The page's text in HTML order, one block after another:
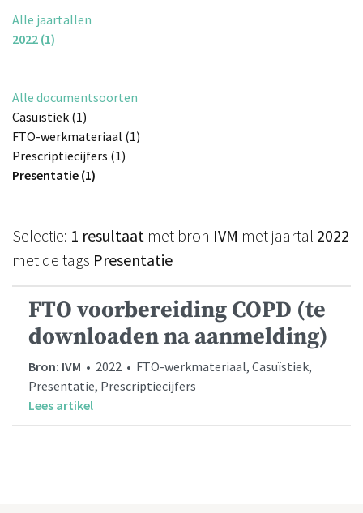
Alle jaartallen
2022 (1)
Alle documentsoorten
Casuïstiek (1)
FTO-werkmateriaal (1)
Prescriptiecijfers (1)
Presentatie (1)
Selectie: 1 resultaat met bron IVM met jaartal 2022
met de tags Presentatie
FTO voorbereiding COPD (te
downloaden na aanmelding)
Bron: IVM • 2022 • FTO-werkmateriaal, Casuïstiek,
Presentatie, Prescriptiecijfers
Lees artikel